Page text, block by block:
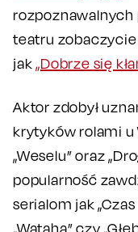
rozpoznawalnych
teatru
jak„Dobrze się
Aktor zdobył
krytyków rolami
„Weselu” oraz
popularność
serialom jak „Czas
„Wataha” czy